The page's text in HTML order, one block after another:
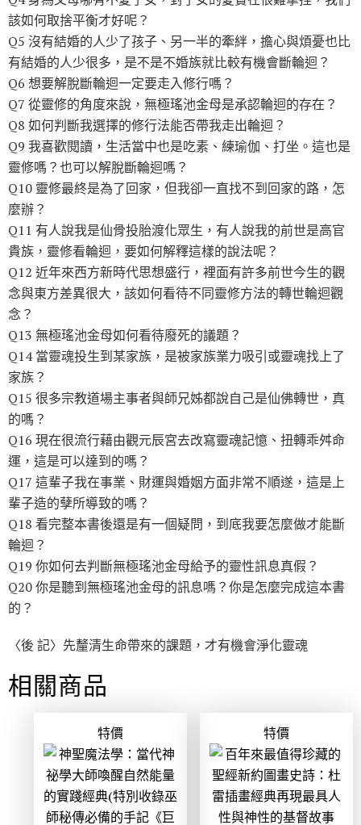
該如何取捨平衡才好呢？
Q5 沒有結婚的人少了孩子、另一半的牽絆，擔心與煩憂也比
有結婚的人少很多，是不是不婚族就比較有機會斷輪迴？
Q6 想要解脫斷輪迴一定要走入修行嗎？
Q7 從靈修的角度來說，無極瑤池金母是承認輪迴的存在？
Q8 如何判斷我選擇的修行法能否帶我走出輪迴？
Q9 我喜歡閱讀，生活當中也是吃素、練瑜伽、打坐。這也是
靈修嗎？也可以解脫斷輪迴嗎？
Q10 靈修最終是為了回家，但我卻一直找不到回家的路，怎
麼辦？
Q11 有人說我是仙骨投胎渡化眾生，有人說我的前世是高官
貴族，靈修看輪迴，要如何解釋這樣的說法呢？
Q12 近年來西方新時代思想盛行，裡面有許多前世今生的觀
念與東方差異很大，該如何看待不同靈修方法的轉世輪迴觀
念？
Q13 無極瑤池金母如何看待廢死的議題？
Q14 當靈魂投生到某家族，是被家族業力吸引或靈魂找上了
家族？
Q15 很多宗教道場主事者與師兄姊都說自己是仙佛轉世，真
的嗎？
Q16 現在很流行藉由觀元辰宮去改寫靈魂記憶、扭轉乖舛命
運，這是可以達到的嗎？
Q17 這輩子我在事業、財運與婚姻方面非常不順遂，這是上
輩子造的孽所導致的嗎？
Q18 看完整本書後還是有一個疑問，到底我要怎麼做才能斷
輪迴？
Q19 你如何去判斷無極瑤池金母給予的靈性訊息真假？
Q20 你是聽到無極瑤池金母的訊息嗎？你是怎麼完成這本書
的？
〈後 記〉先釐清生命帶來的課題，才有機會淨化靈魂
相關商品
特價 特價